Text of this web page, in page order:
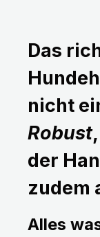
Das
nicht
Robust,
der
zudem
Alles